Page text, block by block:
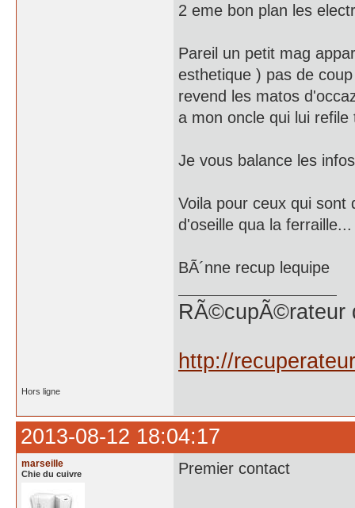
2 eme bon plan les
Pareil un petit mag
esthetique ) pas de
revend les matos
a mon oncle qui lui
Je vous balance les
Voila pour ceux qui
d'oseille qua la ferraille...
BÃ´nne recup lequipe
RÃ©cupÃ©rateur
http://
Hors ligne
2013-08-12 18:04:17
marseille
Chie du cuivre Premier contact